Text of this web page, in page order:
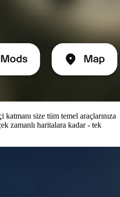
katmanı size tüm temel araçlarınıza
zamanlı haritalara kadar - tek